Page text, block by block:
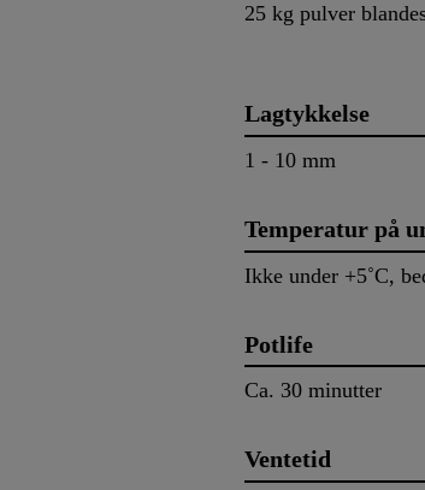
25 kg pulver
Lagtykkelse
1 - 10 mm
Temperatur på
Ikke under +5˚C,
Potlife
Ca. 30 minutter
Ventetid